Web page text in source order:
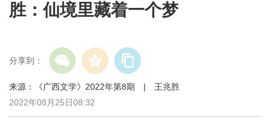
胜：仙境里藏着一个梦
分享到：
来源：《广西文学》2022年第8期 | 王兆胜
2022年08月25日08:32